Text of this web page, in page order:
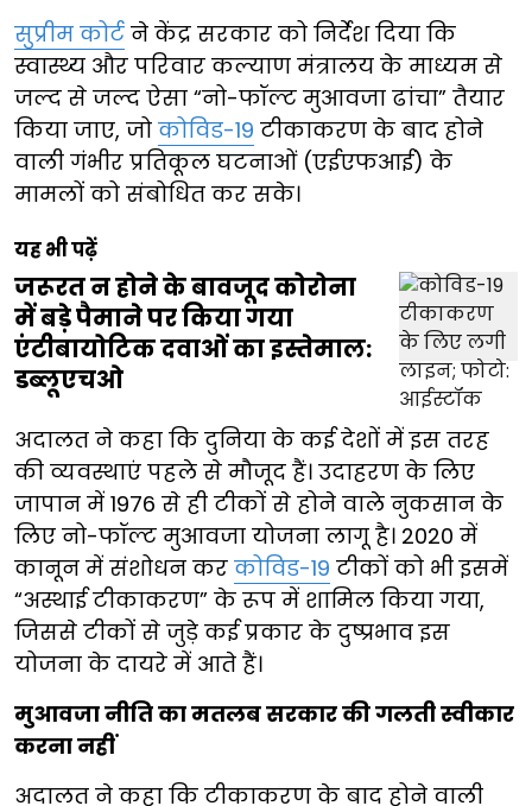
सुप्रीम कोर्ट ने केंद्र सरकार को निर्देश दिया कि
स्वास्थ्य और परिवार कल्याण मंत्रालय के माध्यम से
जल्द से जल्द ऐसा “नो-फॉल्ट मुआवजा ढांचा” तैयार
किया जाए, जो कोविड-19 टीकाकरण के बाद होने
वाली गंभीर प्रतिकूल घटनाओं (एईएफआई) के
मामलों को संबोधित कर सके।
यह भी पढ़ें
जरूरत न होने के बावजूद कोरोना
में बड़े पैमाने पर किया गया
एंटीबायोटिक दवाओं का इस्तेमाल:
डब्लूएचओ
अदालत ने कहा कि दुनिया के कई देशों में इस तरह
की व्यवस्थाएं पहले से मौजूद हैं। उदाहरण के लिए
जापान में 1976 से ही टीकों से होने वाले नुकसान के
लिए नो-फॉल्ट मुआवजा योजना लागू है। 2020 में
कानून में संशोधन कर कोविड-19 टीकों को भी इसमें
“अस्थाई टीकाकरण” के रूप में शामिल किया गया,
जिससे टीकों से जुड़े कई प्रकार के दुष्प्रभाव इस
योजना के दायरे में आते हैं।
मुआवजा नीति का मतलब सरकार की गलती स्वीकार
करना नहीं
अदालत ने कहा कि टीकाकरण के बाद होने वाली